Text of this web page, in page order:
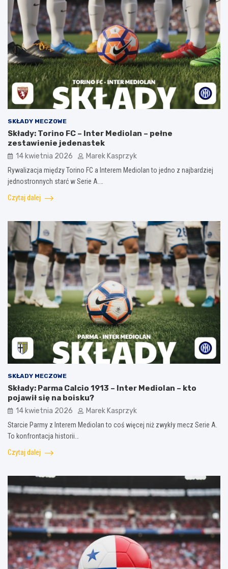
SKŁADY MECZOWE
Składy: Torino FC – Inter Mediolan – pełne
zestawienie jedenastek
14 kwietnia 2026 Marek Kasprzyk
Rywalizacja między Torino FC a Interem Mediolan to jedno z najbardziej
jednostronnych starć w Serie A.…
Czytaj dalej
SKŁADY MECZOWE
Składy: Parma Calcio 1913 – Inter Mediolan – kto
pojawił się na boisku?
14 kwietnia 2026 Marek Kasprzyk
Starcie Parmy z Interem Mediolan to coś więcej niż zwykły mecz Serie A.
To konfrontacja historii…
Czytaj dalej